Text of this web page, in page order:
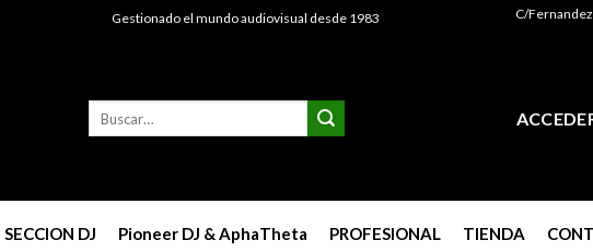
Gestionado el mundo audiovisual desde 1983 C/
SECCION DJ Pioneer DJ & AphaTheta PROFESIONAL TIENDA